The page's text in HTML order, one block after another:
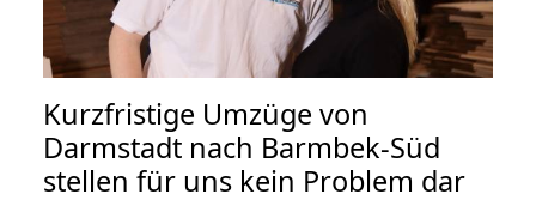
Kurzfristige Umzüge von
Darmstadt nach Barmbek-Süd
stellen für uns kein Problem dar